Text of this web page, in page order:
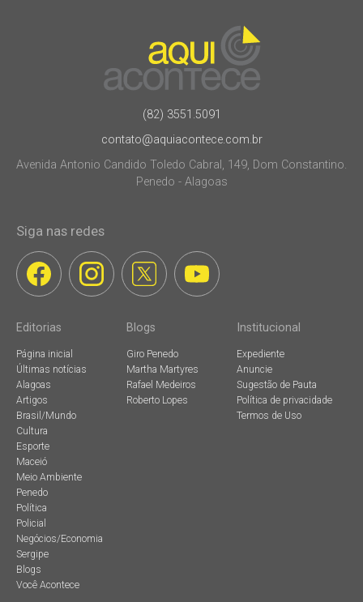
(82) 3551.5091
contato@aquiacontece.com.br
Avenida Antonio Candido Toledo Cabral, 149, Dom Constantino.
Penedo - Alagoas
Siga nas redes
Editorias
Página inicial
Últimas notícias
Alagoas
Artigos
Brasil/Mundo
Cultura
Esporte
Maceió
Meio Ambiente
Penedo
Política
Policial
Negócios/Economia
Sergipe
Blogs
Você Acontece
Blogs
Giro Penedo
Martha Martyres
Rafael Medeiros
Roberto Lopes
Institucional
Expediente
Anuncie
Sugestão de Pauta
Política de privacidade
Termos de Uso